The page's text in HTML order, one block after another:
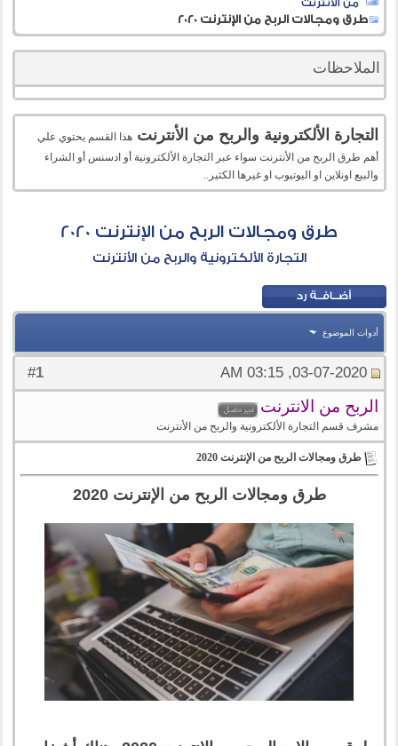
من الأنترنت
طرق ومجالات الربح من الإنترنت 2020
الملاحظات
التجارة الألكترونية والربح من الأنترنت هذا القسم يحتوي علي
أهم طرق الربح من الأنترنت سواء عبر التجارة الألكترونية أو ادسنس أو الشراء
والبيع اونلاين او اليوتيوب او غيرها الكثير..
طرق ومجالات الربح من الإنترنت 2020
التجارة الألكترونية والربح من الأنترنت
أدوات الموضوع
#
1 03-07-2020, 03:15 AM
الربح من الانترنت
مشرف قسم التجارة الألكترونية والربح من الأنترنت
طرق ومجالات الربح من الإنترنت 2020
طرق ومجالات الربح من الإنترنت 2020